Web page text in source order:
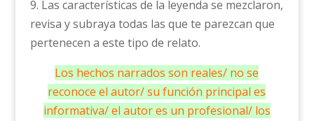
9. Las características de la leyenda se mezclaron,
revisa y subraya todas las que te parezcan que
pertenecen a este tipo de relato.
Los hechos narrados son reales/ no se
reconoce el autor/ su función principal es
informativa/ el autor es un profesional/ los